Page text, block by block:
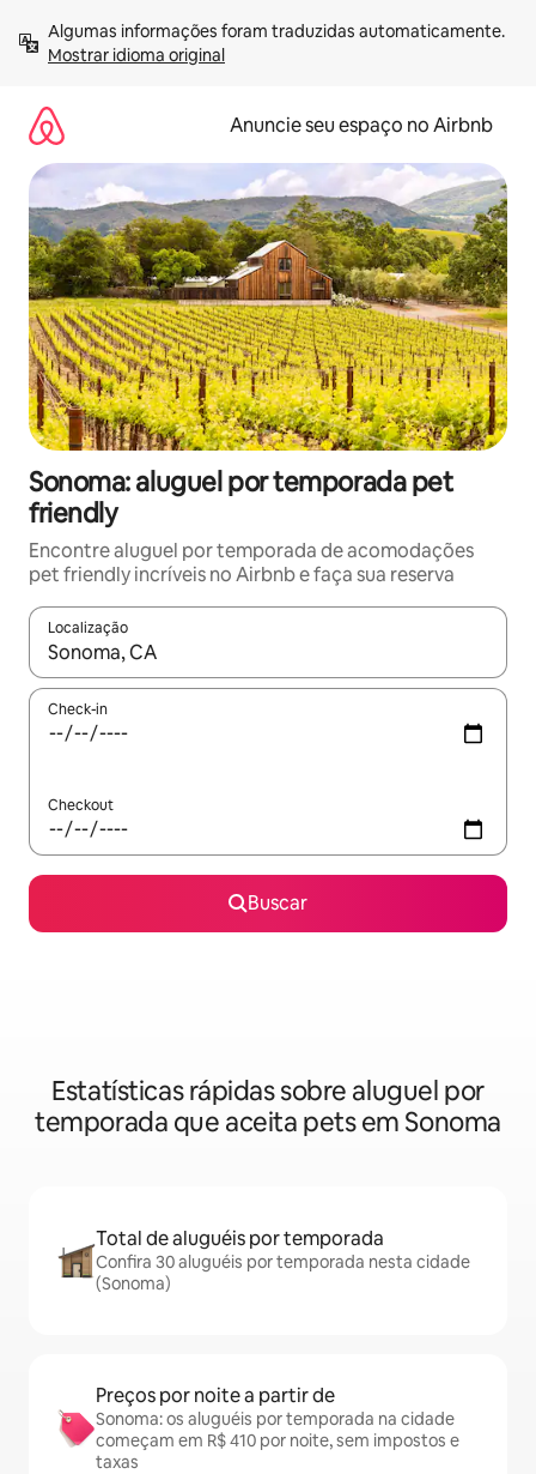
para
Mostrar idioma original
Anuncie seu espaço no Airbnb
Sonoma: aluguel por temporada pet
friendly
Encontre aluguel por temporada de acomodações
pet friendly incríveis no Airbnb e faça sua reserva
Localização
Quando os resultados estiverem disponíveis, explore-os
Check-in
Checkout
Buscar
Estatísticas rápidas sobre aluguel por
temporada que aceita pets em Sonoma
Total de aluguéis por temporada
Confira 30 aluguéis por temporada nesta cidade
(Sonoma)
Preços por noite a partir de
Sonoma: os aluguéis por temporada na cidade
começam em R$ 410 por noite, sem impostos e
taxas